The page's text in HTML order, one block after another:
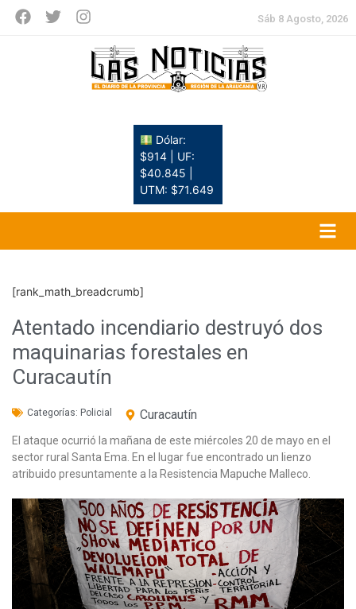
Sáb 8 Agosto, 2026
Dólar:
$914 | UF:
$40.845 |
UTM: $71.649
[rank_math_breadcrumb]
Atentado incendiario destruyó dos
maquinarias forestales en
Curacautín
Categorías: Policial Curacautín
El ataque ocurrió la mañana de este miércoles 20 de mayo en el
sector rural Santa Ema. En el lugar fue encontrado un lienzo
atribuido presuntamente a la Resistencia Mapuche Malleco.